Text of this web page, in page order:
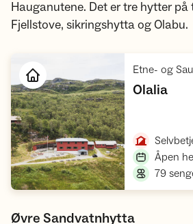
Hauganutene. Det er tre hytter på
Fjellstove, sikringshytta og Olabu.
Etne- og
Olalia,
Åpen
79
Øvre Sandvatnhytta